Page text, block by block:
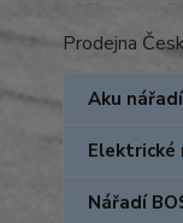
Prodejna
Aku nářadí
Elektrické
Nářadí